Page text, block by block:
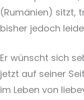
(Rumänien) sitzt,
bisher jedoch
Er wünscht sich
jetzt auf seiner
im Leben von